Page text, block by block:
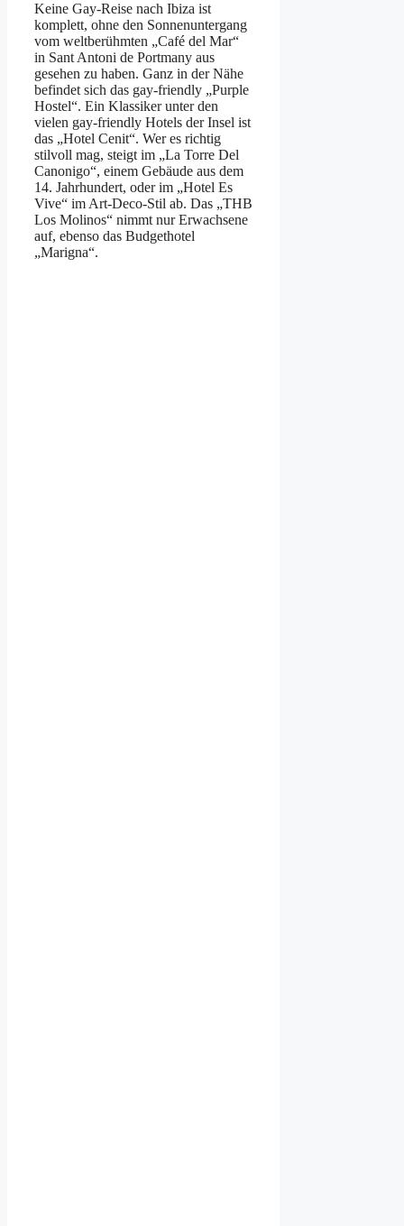
Keine Gay-Reise nach Ibiza ist
komplett, ohne den Sonnenuntergang
vom weltberühmten „Café del Mar“
in Sant Antoni de Portmany aus
gesehen zu haben. Ganz in der Nähe
befindet sich das gay-friendly „Purple
Hostel“. Ein Klassiker unter den
vielen gay-friendly Hotels der Insel ist
das „Hotel Cenit“. Wer es richtig
stilvoll mag, steigt im „La Torre Del
Canonigo“, einem Gebäude aus dem
14. Jahrhundert, oder im „Hotel Es
Vive“ im Art-Deco-Stil ab. Das „THB
Los Molinos“ nimmt nur Erwachsene
auf, ebenso das Budgethotel
„Marigna“.